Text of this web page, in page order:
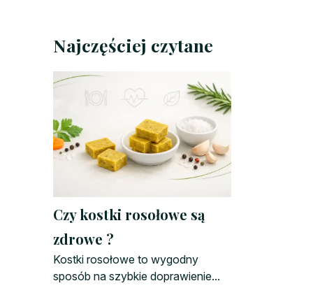
Najczęściej czytane
Czy kostki rosołowe są
zdrowe ?
Kostki rosołowe to wygodny
sposób na szybkie doprawienie...